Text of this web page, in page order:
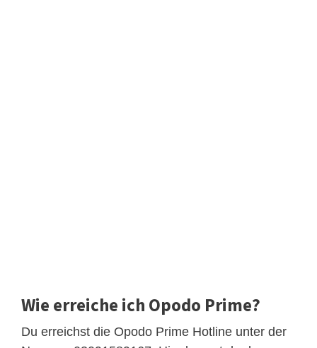
Wie erreiche ich Opodo Prime?
Du erreichst die Opodo Prime Hotline unter der